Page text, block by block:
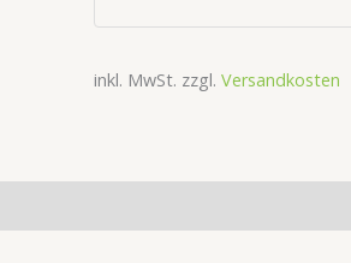
inkl. MwSt. zzgl. Versandkosten